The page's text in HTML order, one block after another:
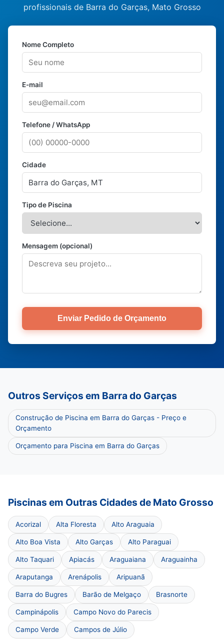
profissionais de Barra do Garças, Mato Grosso
Nome Completo
E-mail
Telefone / WhatsApp
Cidade
Tipo de Piscina
Mensagem (opcional)
Enviar Pedido de Orçamento
Outros Serviços em Barra do Garças
Construção de Piscina em Barra do Garças - Preço e
Orçamento
Orçamento para Piscina em Barra do Garças
Piscinas em Outras Cidades de Mato Grosso
Acorizal Alta Floresta Alto Araguaia
Alto Boa Vista Alto Garças Alto Paraguai
Alto Taquari Apiacás Araguaiana Araguainha
Araputanga Arenápolis Aripuanã
Barra do Bugres Barão de Melgaço Brasnorte
Campinápolis Campo Novo do Parecis
Campo Verde Campos de Júlio